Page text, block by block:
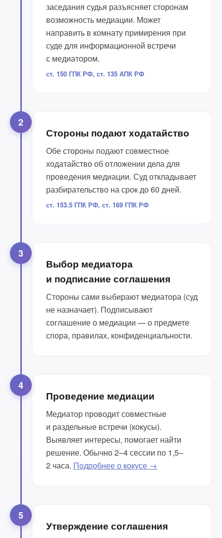
заседания судья разъясняет сторонам
возможность медиации. Может
направить в комнату примирения при
суде для информационной встречи
с медиатором.
ст. 150 ГПК РФ, ст. 135 АПК РФ
2
Стороны подают ходатайство
Обе стороны подают совместное
ходатайство об отложении дела для
проведения медиации. Суд откладывает
разбирательство на срок до 60 дней.
ст. 153.5 ГПК РФ, ст. 169 ГПК РФ
3
Выбор медиатора
и подписание соглашения
Стороны сами выбирают медиатора (суд
не назначает). Подписывают
соглашение о медиации — о предмете
спора, правилах, конфиденциальности.
4
Проведение медиации
Медиатор проводит совместные
и раздельные встречи (кокусы).
Выявляет интересы, помогает найти
решение. Обычно 2–4 сессии по 1,5–
2 часа. Подробнее о кокусе →
5
Утверждение соглашения